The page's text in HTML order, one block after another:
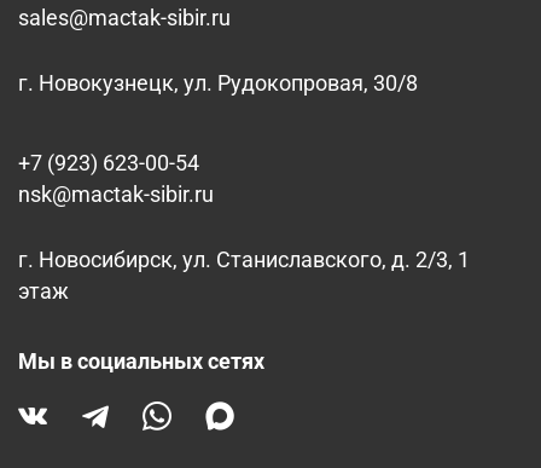
sales@mactak-sibir.ru
г. Новокузнецк, ул. Рудокопровая, 30/8
+7 (923) 623-00-54
nsk@mactak-sibir.ru
г. Новосибирск, ул. Станиславского, д. 2/3, 1
этаж
Мы в социальных сетях